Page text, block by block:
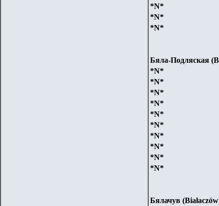
*N*
*N*
*N*
Бяла-Подляская
*N*
*N*
*N*
*N*
*N*
*N*
*N*
*N*
*N*
*N*
Бялачув